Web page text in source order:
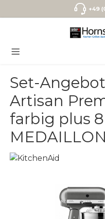
Zum Hauptinhalt +49
Set-
Artisan
farbig plus
Bildergalerie